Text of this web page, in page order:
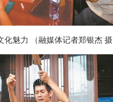
魅力 （融媒体记者郑银杰 摄